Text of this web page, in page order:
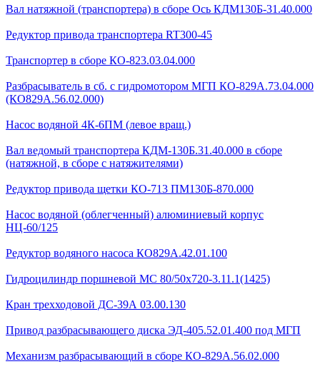
Вал натяжной (транспортера) в сборе Ось КДМ130Б-31.40.000
Редуктор привода транспортера RT300-45
Транспортер в сборе КО-823.03.04.000
Разбрасыватель в сб. с гидромотором МГП КО-829А.73.04.000
(КО829А.56.02.000)
Насос водяной 4К-6ПМ (левое вращ.)
Вал ведомый транспортера КДМ-130Б.31.40.000 в сборе
(натяжной, в сборе с натяжителями)
Редуктор привода щетки КО-713 ПМ130Б-870.000
Насос водяной (облегченный) алюминиевый корпус
НЦ-60/125
Редуктор водяного насоса КО829А.42.01.100
Гидроцилиндр поршневой МС 80/50х720-3.11.1(1425)
Кран трехходовой ДС-39А 03.00.130
Привод разбрасывающего диска ЭД-405.52.01.400 под МГП
Механизм разбрасывающий в сборе КО-829А.56.02.000